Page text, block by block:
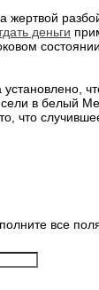
жертвой
деньги
установлено,
в белый
что
все